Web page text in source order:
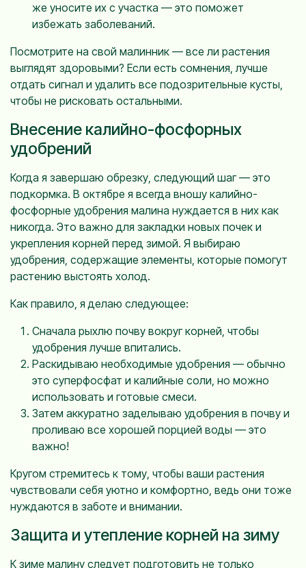
же уносите их с участка — это поможет
избежать заболеваний.
Посмотрите на свой малинник — все ли растения
выглядят здоровыми? Если есть сомнения, лучше
отдать сигнал и удалить все подозрительные кусты,
чтобы не рисковать остальными.
Внесение калийно-фосфорных
удобрений
Когда я завершаю обрезку, следующий шаг — это
подкормка. В октябре я всегда вношу калийно-
фосфорные удобрения малина нуждается в них как
никогда. Это важно для закладки новых почек и
укрепления корней перед зимой. Я выбираю
удобрения, содержащие элементы, которые помогут
растению выстоять холод.
Как правило, я делаю следующее:
Сначала рыхлю почву вокруг корней, чтобы
удобрения лучше впитались.
Раскидываю необходимые удобрения — обычно
это суперфосфат и калийные соли, но можно
использовать и готовые смеси.
Затем аккуратно заделываю удобрения в почву и
проливаю все хорошей порцией воды — это
важно!
Кругом стремитесь к тому, чтобы ваши растения
чувствовали себя уютно и комфортно, ведь они тоже
нуждаются в заботе и внимании.
Защита и утепление корней на зиму
К зиме малину следует подготовить не только